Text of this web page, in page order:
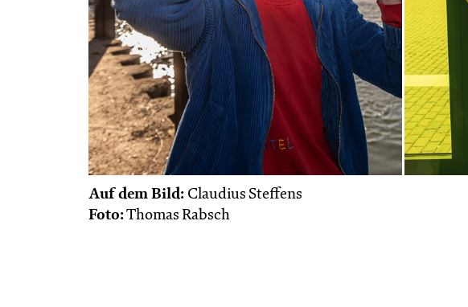
Auf dem Bild: Claudius Steffens
Foto:Thomas Rabsch